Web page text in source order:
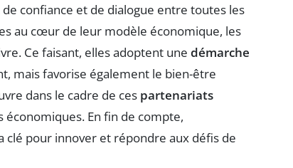
confiance et de dialogue entre toutes les
au cœur de leur modèle économique, les
Ce faisant, elles adoptent une démarche
mais favorise également le bien-être
dans le cadre de ces partenariats
En fin de compte,
clé pour innover et répondre aux défis de